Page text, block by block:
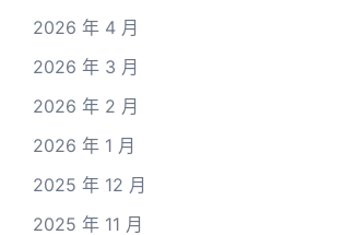
2026 年 4 月
2026 年 3 月
2026 年 2 月
2026 年 1 月
2025 年 12 月
2025 年 11 月